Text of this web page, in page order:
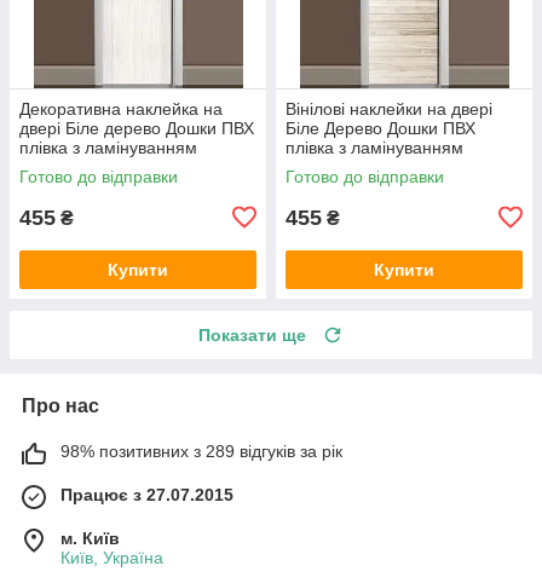
Декоративна наклейка на
двері Біле дерево Дошки ПВХ
плівка з ламінуванням
600х1800 мм Текстура Сірий
Готово до відправки
455 ₴
Купити
Вінілові наклейки на двері
Біле Дерево Дошки ПВХ
плівка з ламінуванням
600х1800 мм Текстура
Бежевий
Готово до відправки
455 ₴
Купити
Показати ще
Про нас
98% позитивних з 289 відгуків за рік
Працює з 27.07.2015
м. Київ
Київ, Україна